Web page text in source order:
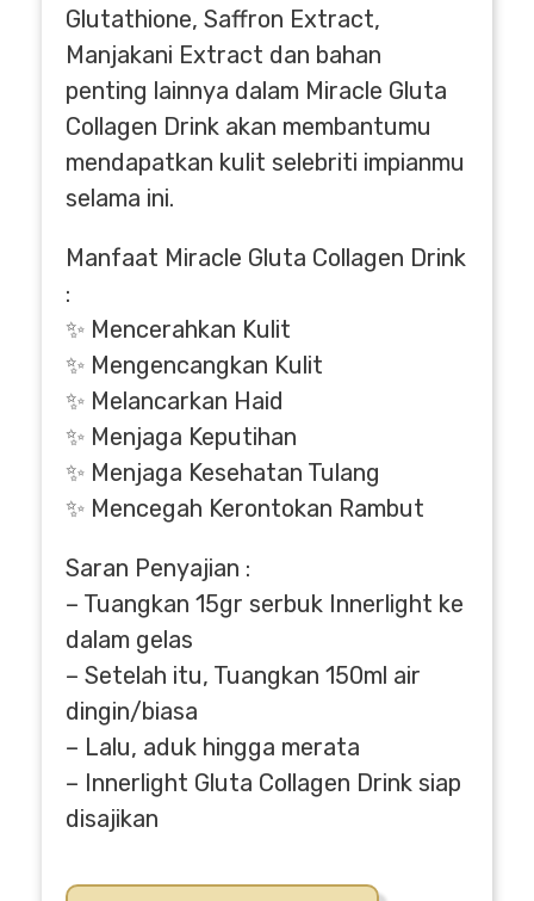
Glutathione, Saffron Extract,
Manjakani Extract dan bahan
penting lainnya dalam Miracle Gluta
Collagen Drink akan membantumu
mendapatkan kulit selebriti impianmu
selama ini.
Manfaat Miracle Gluta Collagen Drink
:
✨ Mencerahkan Kulit
✨ Mengencangkan Kulit
✨ Melancarkan Haid
✨ Menjaga Keputihan
✨ Menjaga Kesehatan Tulang
✨ Mencegah Kerontokan Rambut
Saran Penyajian :
– Tuangkan 15gr serbuk Innerlight ke
dalam gelas
– Setelah itu, Tuangkan 150ml air
dingin/biasa
– Lalu, aduk hingga merata
– Innerlight Gluta Collagen Drink siap
disajikan